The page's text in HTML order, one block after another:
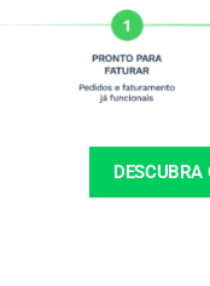
DESCUBRA